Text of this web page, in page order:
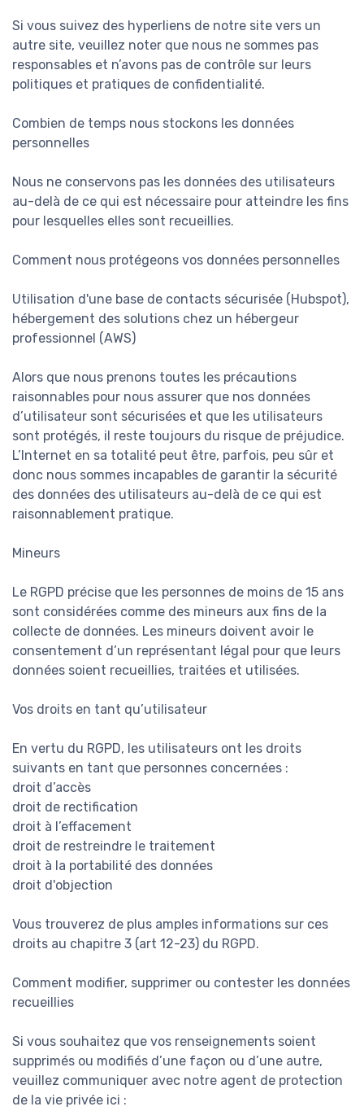
Si vous suivez des hyperliens de notre site vers un
autre site, veuillez noter que nous ne sommes pas
responsables et n’avons pas de contrôle sur leurs
politiques et pratiques de confidentialité.
Combien de temps nous stockons les données
personnelles
Nous ne conservons pas les données des utilisateurs
au-delà de ce qui est nécessaire pour atteindre les fins
pour lesquelles elles sont recueillies.
Comment nous protégeons vos données personnelles
Utilisation d'une base de contacts sécurisée (Hubspot),
hébergement des solutions chez un hébergeur
professionnel (AWS)
Alors que nous prenons toutes les précautions
raisonnables pour nous assurer que nos données
d’utilisateur sont sécurisées et que les utilisateurs
sont protégés, il reste toujours du risque de préjudice.
L’Internet en sa totalité peut être, parfois, peu sûr et
donc nous sommes incapables de garantir la sécurité
des données des utilisateurs au-delà de ce qui est
raisonnablement pratique.
Mineurs
Le RGPD précise que les personnes de moins de 15 ans
sont considérées comme des mineurs aux fins de la
collecte de données. Les mineurs doivent avoir le
consentement d’un représentant légal pour que leurs
données soient recueillies, traitées et utilisées.
Vos droits en tant qu’utilisateur
En vertu du RGPD, les utilisateurs ont les droits
suivants en tant que personnes concernées :
droit d’accès
droit de rectification
droit à l’effacement
droit de restreindre le traitement
droit à la portabilité des données
droit d'objection
Vous trouverez de plus amples informations sur ces
droits au chapitre 3 (art 12-23) du RGPD.
Comment modifier, supprimer ou contester les données
recueillies
Si vous souhaitez que vos renseignements soient
supprimés ou modifiés d’une façon ou d’une autre,
veuillez communiquer avec notre agent de protection
de la vie privée ici :